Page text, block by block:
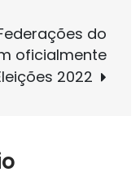
à
do
oficialmente
2022